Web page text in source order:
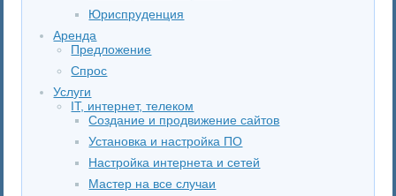
Юриспруденция
Аренда
Предложение
Спрос
Услуги
IT, интернет, телеком
Создание и продвижение сайтов
Установка и настройка ПО
Настройка интернета и сетей
Мастер на все случаи